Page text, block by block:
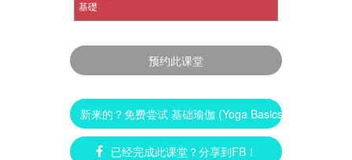
基礎
预约此课堂
新来的？免费尝试 基础瑜伽 (Yoga Basics) ►
已经完成此课堂？分享到FB！